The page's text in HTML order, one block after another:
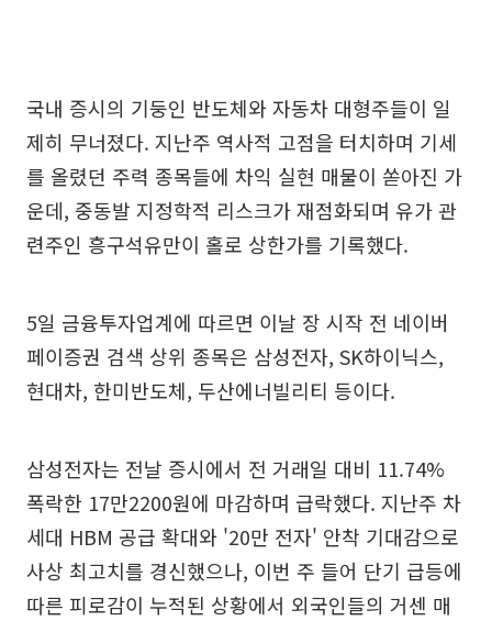
국내 증시의 기둥인 반도체와 자동차 대형주들이 일
제히 무너졌다. 지난주 역사적 고점을 터치하며 기세
를 올렸던 주력 종목들에 차익 실현 매물이 쏟아진 가
운데, 중동발 지정학적 리스크가 재점화되며 유가 관
련주인 흥구석유만이 홀로 상한가를 기록했다.
5일 금융투자업계에 따르면 이날 장 시작 전 네이버
페이증권 검색 상위 종목은 삼성전자, SK하이닉스,
현대차, 한미반도체, 두산에너빌리티 등이다.
삼성전자는 전날 증시에서 전 거래일 대비 11.74%
폭락한 17만2200원에 마감하며 급락했다. 지난주 차
세대 HBM 공급 확대와 '20만 전자' 안착 기대감으로
사상 최고치를 경신했으나, 이번 주 들어 단기 급등에
따른 피로감이 누적된 상황에서 외국인들의 거센 매